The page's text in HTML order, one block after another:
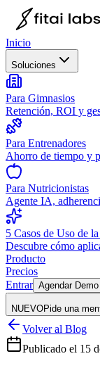
Inicio
Soluciones
Para Gimnasios
Retención, ROI y
Para Entrenadores
Ahorro de tiempo y
Para Nutricionistas
Agente IA,
5 Casos de Uso de
Descubre cómo
Producto
Precios
Entrar Agendar Demo
NUEVOPide una
Volver al Blog
Publicado el 15